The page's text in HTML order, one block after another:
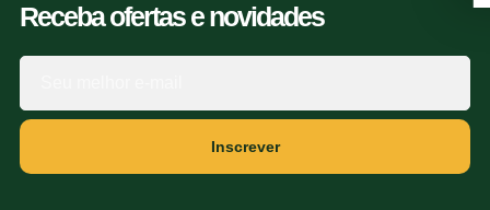
Receba ofertas e novidades
Inscrever